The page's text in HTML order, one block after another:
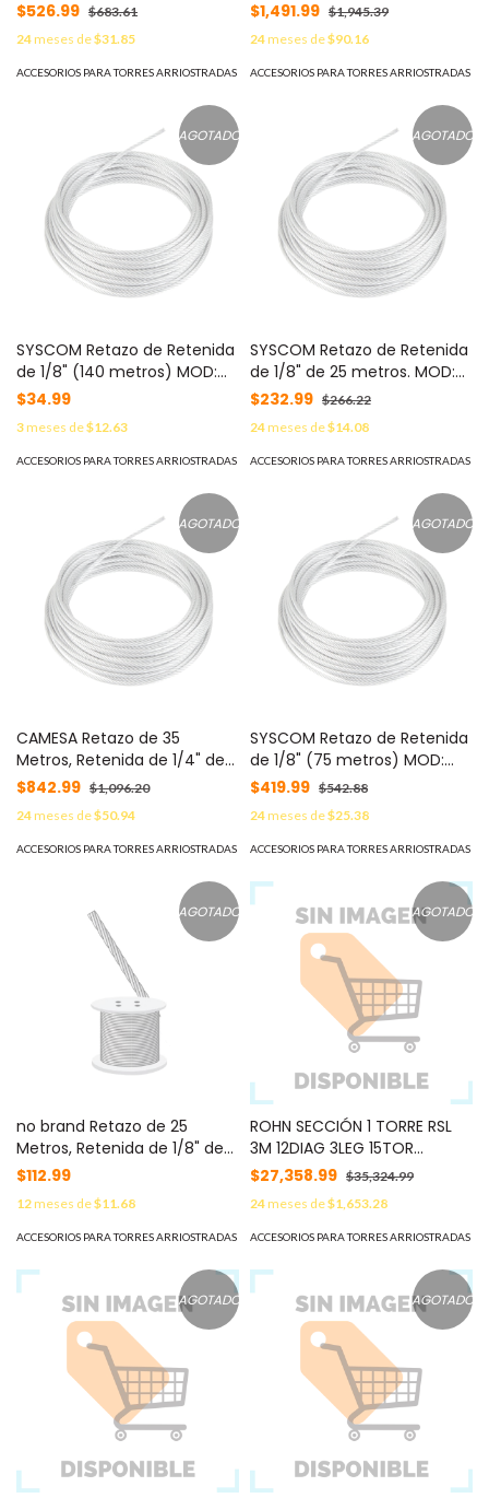
Alta Resistencia, Galvanizado
clase A. MOD:
SRET474CAM*40MTS
$526.99 $683.61
24meses de$31.85
ACCESORIOS PARA TORRES ARRIOSTRADAS
Alta Resistencia, Galvanizado
clase A. MOD:
SRET474CAM*115MTS
$1,491.99 $1,945.39
24meses de$90.16
ACCESORIOS PARA TORRES ARRIOSTRADAS
AGOTADO
SYSCOM Retazo de Retenida
de 1/8" (140 metros) MOD:
SRET318CAM*140MTS
$34.99
3meses de$12.63
ACCESORIOS PARA TORRES ARRIOSTRADAS
AGOTADO
SYSCOM Retazo de Retenida
de 1/8" de 25 metros. MOD:
SRET318CAM*25MTS
$232.99 $266.22
24meses de$14.08
ACCESORIOS PARA TORRES ARRIOSTRADAS
AGOTADO
CAMESA Retazo de 35
Metros, Retenida de 1/4" de
Alta Resistencia, Galvanizado
clase A. MOD: S-RET-
635CAM*35MTS
$842.99 $1,096.20
24meses de$50.94
ACCESORIOS PARA TORRES ARRIOSTRADAS
AGOTADO
SYSCOM Retazo de Retenida
de 1/8" (75 metros) MOD:
SRET318CAM*75MTS
$419.99 $542.88
24meses de$25.38
ACCESORIOS PARA TORRES ARRIOSTRADAS
AGOTADO
no brand Retazo de 25
Metros, Retenida de 1/8" de
Alta Resistencia, Galvanizado
clase A. SRET-318*25MTS
$112.99
12meses de$11.68
ACCESORIOS PARA TORRES ARRIOSTRADAS
AGOTADO
ROHN SECCIÓN 1 TORRE RSL
3M 12DIAG 3LEG 15TOR
3/8X11/4 12TOR 5/8X13/4
MOD: RSLR1
$27,358.99 $35,324.99
24meses de$1,653.28
ACCESORIOS PARA TORRES ARRIOSTRADAS
AGOTADO AGOTADO